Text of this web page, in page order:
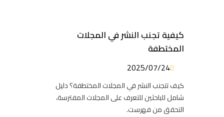
كيفية تجنب النشر في المجلات
المختطفة
2025/07/24
كيف تتجنب النشر في المجلات المختطفة؟ دليل
شامل للباحثين للتعرف على المجلات المفترسة،
التحقق من فهرست.